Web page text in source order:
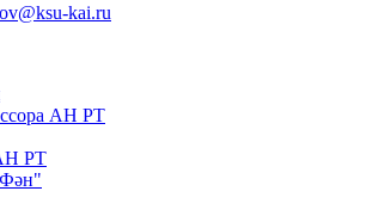
kai.ru
АН РТ
РТ